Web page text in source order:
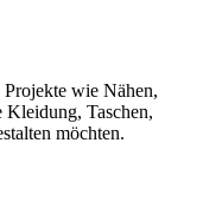
Projekte wie Nähen,
Kleidung, Taschen,
möchten.